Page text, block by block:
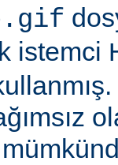
istemci